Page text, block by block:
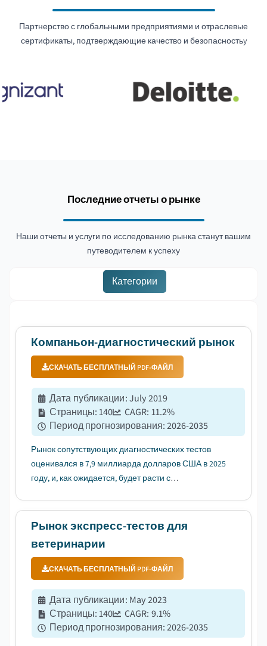
Партнерство с глобальными предприятиями и отраслевые
сертификаты, подтверждающие качество и безопасностьy
Последние отчеты о рынке
Наши отчеты и услуги по исследованию рынка станут вашим
путеводителем к успеху
Категории
Компаньон-диагностический рынок
СКАЧАТЬ БЕСПЛАТНЫЙ PDF-ФАЙЛ
Дата публикации:July 2019
Страницы:140 CAGR: 11.2%
Период прогнозирования:2026-2035
Рынок сопутствующих диагностических тестов
оценивался в 7,9 миллиарда долларов США в 2025
году, и, как ожидается, будет расти с
ростом случаев нежелательных реакций на
лекарственные препараты....
Рынок экспресс-тестов для
ветеринарии
СКАЧАТЬ БЕСПЛАТНЫЙ PDF-ФАЙЛ
Дата публикации: May 2023
Страницы:140 CAGR: 9.1%
Период прогнозирования:2026-2035